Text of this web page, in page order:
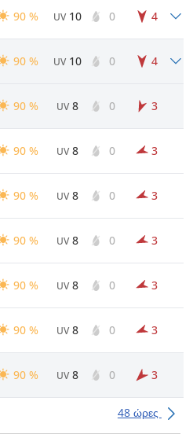
90 % UV 10 0 4
90 % UV 10 0 4
90 % UV 8 0 3
90 % UV 8 0 3
90 % UV 8 0 3
90 % UV 8 0 3
90 % UV 8 0 3
90 % UV 8 0 3
90 % UV 8 0 3
48 ώρες